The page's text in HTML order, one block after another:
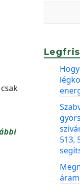
513,